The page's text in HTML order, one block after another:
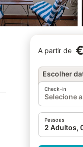
A partir de
Escolher
Check-in
Selecione
Pessoas
2 Adultos,